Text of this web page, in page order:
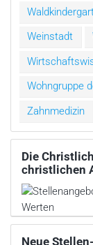
Weinstadt
Wohngruppe
Zahnmedizin
Die
christlichen
Neue